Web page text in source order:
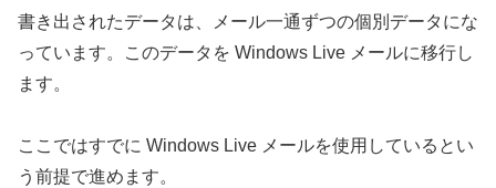
書き出されたデータは、メール一通ずつの個別データにな
っています。このデータを Windows Live メールに移行し
ます。
ここではすでに Windows Live メールを使用しているとい
う前提で進めます。